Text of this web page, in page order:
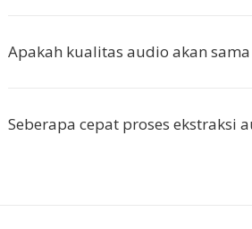
Apakah kualitas audio akan
Seberapa cepat proses ekstraksi